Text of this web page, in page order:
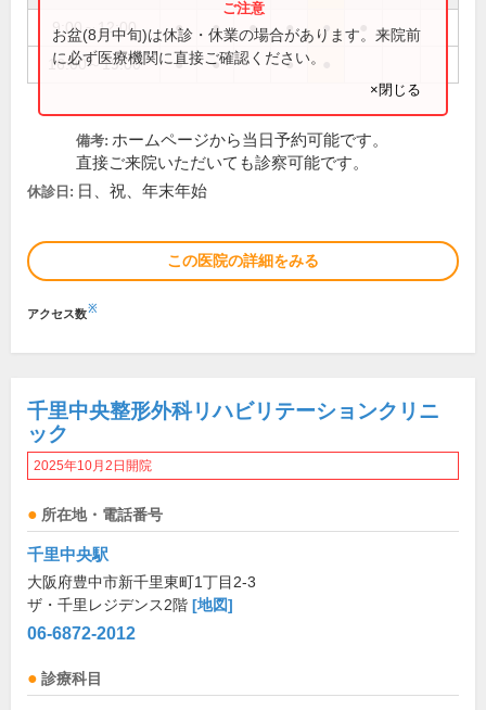
9:00～12:00 ● ● ● ● ●
16:00～19:00 ● ● ●
お盆(8月中旬)は休診・休業の場合があります。来院前
に必ず医療機関に直接ご確認ください。
×閉じる
備考: ホームページから当日予約可能です。
直接ご来院いただいても診察可能です。
休診日: 日、祝、年末年始
この医院の詳細をみる
アクセス数※
千里中央整形外科リハビリテーションクリニ
ック
2025年10月2日開院
所在地・電話番号
千里中央駅
大阪府豊中市新千里東町1丁目2-3
ザ・千里レジデンス2階 [地図]
06-6872-2012
診療科目